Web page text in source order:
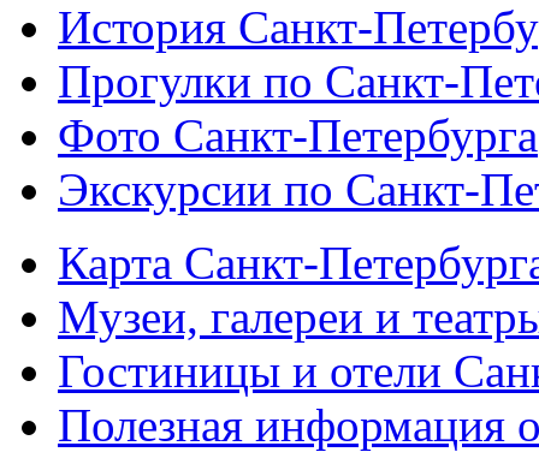
История Санкт-
Прогулки по Санкт-
Фото Санкт-Петербурга
Экскурсии по Санкт-
Карта Санкт-
Музеи, галереи и
Гостиницы и отели
Полезная информация